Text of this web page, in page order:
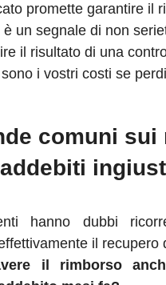
promette garantire il
è un segnale di non
il risultato di una
i vostri costi se
comuni sui
hanno dubbi
il recupero
il rimborso